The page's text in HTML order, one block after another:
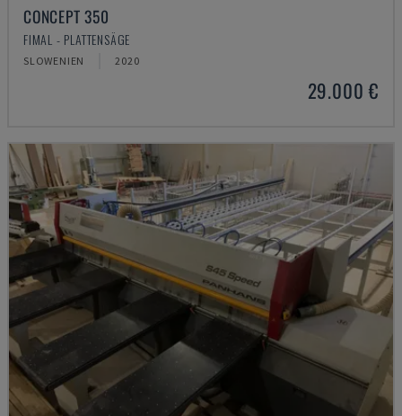
CONCEPT 350
FIMAL - PLATTENSÄGE
SLOWENIEN 2020
29.000 €